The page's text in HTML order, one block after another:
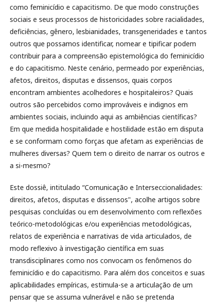
como feminicídio e capacitismo. De que modo construções
sociais e seus processos de historicidades sobre racialidades,
deficiências, gênero, lesbianidades, transgeneridades e tantos
outros que possamos identificar, nomear e tipificar podem
contribuir para a compreensão epistemológica do feminicídio
e do capacitismo. Neste cenário, permeado por experiências,
afetos, direitos, disputas e dissensos, quais corpos
encontram ambientes acolhedores e hospitaleiros? Quais
outros são percebidos como improváveis e indignos em
ambientes sociais, incluindo aqui as ambiências científicas?
Em que medida hospitalidade e hostilidade estão em disputa
e se conformam como forças que afetam as experiências de
mulheres diversas? Quem tem o direito de narrar os outros e
a si-mesmo?
Este dossiê, intitulado “Comunicação e Interseccionalidades:
direitos, afetos, disputas e dissensos", acolhe artigos sobre
pesquisas concluídas ou em desenvolvimento com reflexões
teórico-metodológicas e/ou experiências metodológicas,
relatos de experiência e narrativas de vida articulados, de
modo reflexivo à investigação científica em suas
transdisciplinares como nos convocam os fenômenos do
feminicídio e do capacitismo. Para além dos conceitos e suas
aplicabilidades empíricas, estimula-se a articulação de um
pensar que se assuma vulnerável e não se pretenda